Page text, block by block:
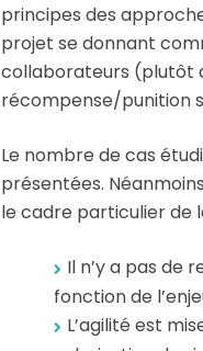
principes des
projet se donnant
collaborateurs (plutôt
récompense/punition
Le nombre de cas
présentées.
le cadre particulier de
Il n’y a pas de
fonction de
L’agilité est